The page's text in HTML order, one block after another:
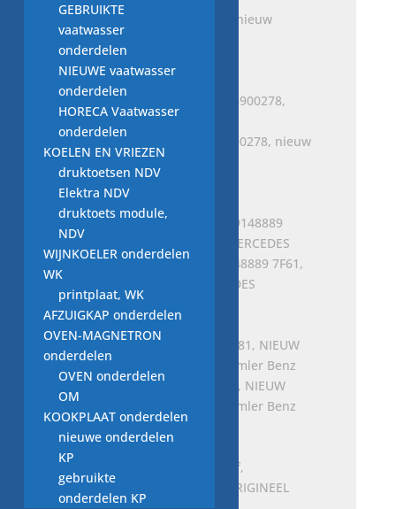
afdekking, A9068850122, nieuw
MERCEDES part
€13,00
Schlauchstutzen, A1668900278, nieuw
MERCEDES part
€10,00
Zitgedeelte Stoel, A0009148889 7F61,
nieuw ORIGINEEL MERCEDES
€180,00 Oorspronkelijke
prijs
was:
€149,95
Rubber sok, A0099970981, NIEUW
voor MERCEDES BENZ Daimler Benz
€2,50
GEBRUIKTE
vaatwasser
onderdelen
NIEUWE vaatwasser
onderdelen
HORECA Vaatwasser
onderdelen
KOELEN EN VRIEZEN
druktoetsen NDV
Elektra NDV
druktoets module,
NDV
WIJNKOELER onderdelen
WK
printplaat, WK
AFZUIGKAP onderdelen
OVEN-MAGNETRON
onderdelen
OVEN onderdelen
OM
KOOKPLAAT onderdelen
nieuwe onderdelen
KP
gebruikte
onderdelen KP